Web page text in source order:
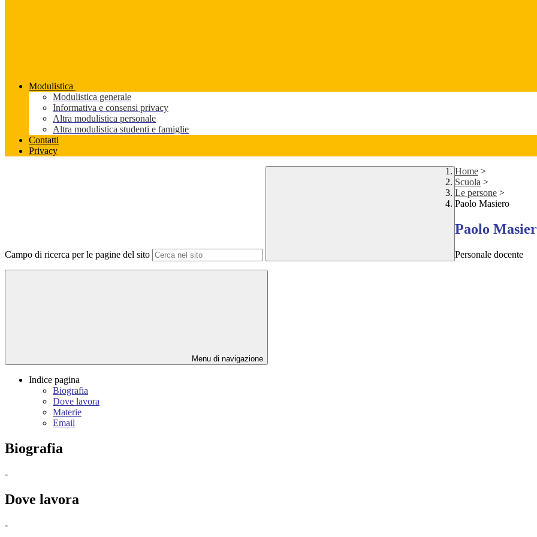
Modulistica
Modulistica generale
Informativa e consensi privacy
Altra modulistica personale
Altra modulistica studenti e famiglie
Contatti
Privacy
Campo di ricerca per le pagine del sito
Home >
Scuola >
Le persone >
Paolo Masiero
Paolo
Personale docente
Menu di navigazione
Indice pagina
Biografia
Dove lavora
Materie
Email
Biografia
-
Dove lavora
-